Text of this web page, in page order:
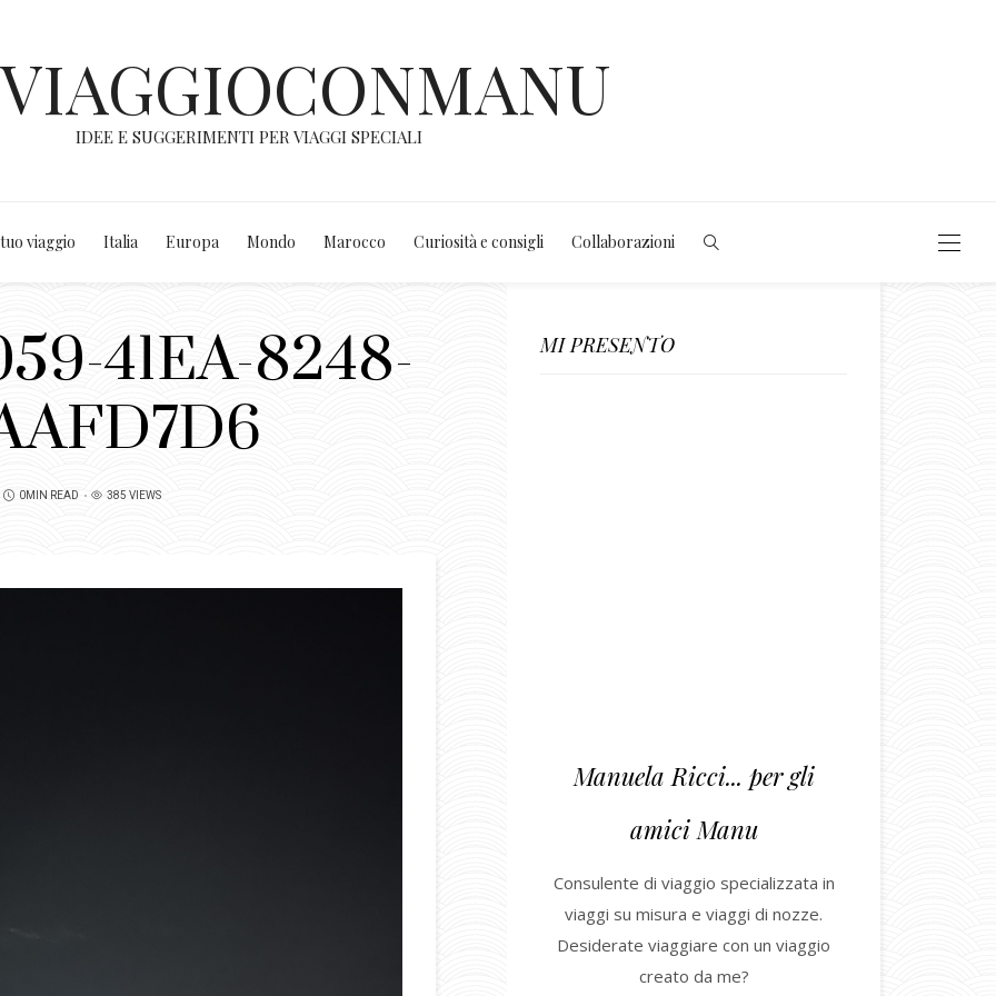
IDEE E SUGGERIMENTI PER VIAGGI SPECIALI
viaggio Italia Europa Mondo Marocco Curiosità e consigli Collaborazioni
41EA-8248-
0MIN READ 385 VIEWS
MI PRESENTO
Manuela Ricci... per gli
amici Manu
Consulente di viaggio specializzata in
viaggi su misura e viaggi di nozze.
Desiderate viaggiare con un viaggio
creato da me?